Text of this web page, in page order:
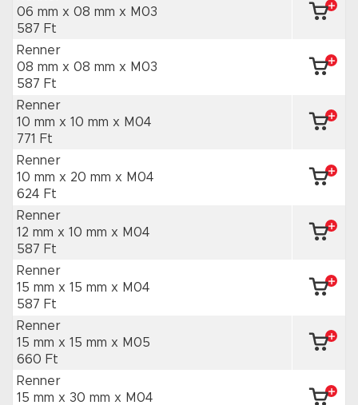
06 mm x 08 mm x M03
587 Ft
Renner
08 mm x 08 mm x M03
587 Ft
Renner
10 mm x 10 mm x M04
771 Ft
Renner
10 mm x 20 mm x M04
624 Ft
Renner
12 mm x 10 mm x M04
587 Ft
Renner
15 mm x 15 mm x M04
587 Ft
Renner
15 mm x 15 mm x M05
660 Ft
Renner
15 mm x 30 mm x M04